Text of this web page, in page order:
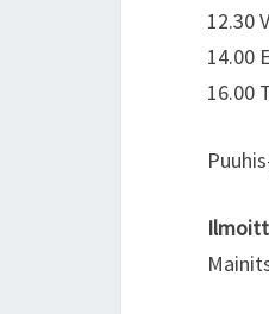
12.30
14.00
16.00